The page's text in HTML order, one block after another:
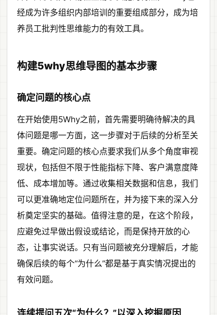
经成为许多组织内部培训的重要组成部分，成为培
养员工批判性思维能力的有效工具。
构建5why思维导图的基本步骤
确定问题的核心点
在开始使用5Why之前，首先需要明确待解决的具
体问题是哪一方面，这一步骤对于后续的分析至关
重要。确定问题的核心点要求我们从多个角度审视
现状，包括但不限于性能指标下降、客户满意度降
低、成本增加等。通过收集相关数据和信息，我们
可以更准确地定位问题所在，并为接下来的深入分
析奠定坚实的基础。值得注意的是，在这个阶段，
应避免过早做出假设或结论，而是保持开放的心
态，让事实说话。只有当问题被充分理解后，才能
确保后续的每个“为什么”都是基于真实情况提出的
有效问题。